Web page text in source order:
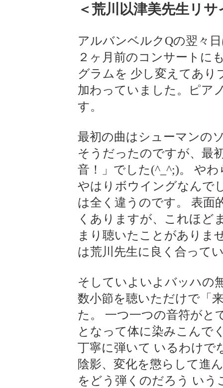
＜荒川以津美先生リ
アルバンベルクQの翌々
２ヶ月前のコンサートに
グラムを 少し変えてあり
加わっていました。ピア
す。
最初の曲はシューマンの
そうだったのですが、最
音！」でした(^_^;)。 や
やはりボウイングなんで
は全く違うのです。 表面
くありますが、これほど
まり聴いたことがありま
は荒川先生に良く合って
そしていよいよバッハの
数小節を聴いただけで「
た。 一つ一つの音符がと
となって体に染みこんで
丁寧に弾いて いるわけで
陰影、変化を懲らして進
をどう弾くのだろう いう